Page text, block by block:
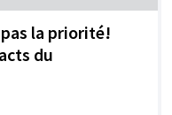
la priorité!
du